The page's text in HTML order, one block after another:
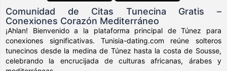
Comunidad de Citas Tunecina Gratis –
Conexiones Corazón Mediterráneo
¡Ahlan! Bienvenido a la plataforma principal de Túnez para
conexiones significativas. Tunisia-dating.com reúne solteros
tunecinos desde la medina de Túnez hasta la costa de Sousse,
celebrando la encrucijada de culturas africanas, árabes y